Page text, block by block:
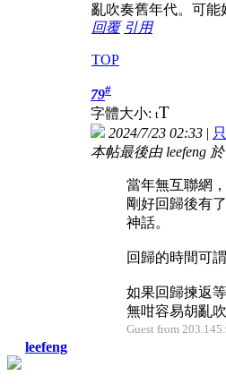
亂吹奏舊年代。可能
回覆 引用
TOP
leefeng
79#
字體大小: tT
2024/7/23 02:33 |
本帖最後由 leefeng
當年無互聯網
剛好回歸後有
神話。
回歸的時間可
如果回歸揀返
無咁容易胡亂
Guest from